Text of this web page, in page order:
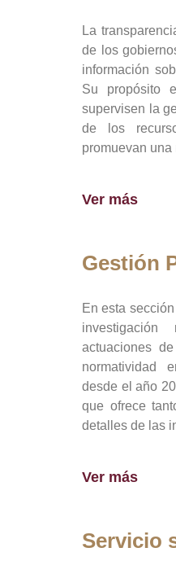
La
de los
información
Su propósito
supervisen la
de los
promuevan
Ver más
Gestión
En esta
actuaciones
normatividad
desde el año
que ofrece
detalles de las
Ver más
Servicio